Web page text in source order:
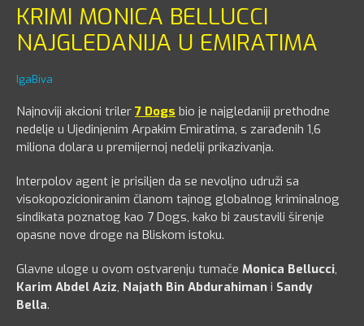
KRIMI MONICA BELLUCCI
NAJGLEDANIJA U EMIRATIMA
IgaBiva
Najnoviji akcioni triler 7 Dogs bio je najgledaniji prethodne
nedelje u Ujedinjenim Arpakim Emiratima, s zarađenih 1,6
miliona dolara u premijernoj nedelji prikazivanja.
Interpolov agent je prisiljen da se nevoljno udruži sa
visokopozicioniranim članom tajnog globalnog kriminalnog
sindikata poznatog kao 7 Dogs, kako bi zaustavili širenje
opasne nove droge na Bliskom istoku.
Glavne uloge u ovom ostvarenju tumače Monica Bellucci,
Karim Abdel Aziz, Najath Bin Abdurahiman i Sandy
Bella.